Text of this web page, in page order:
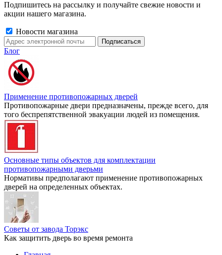
Подпишитесь на рассылку и получайте свежие новости и
акции нашего магазина.
Новости магазина
Блог
Применение противопожарных дверей
Противопожарные двери предназначены, прежде всего, для
того беспрепятственной эвакуации людей из помещения.
Основные типы объектов для комплектации
противопожарными дверьми
Нормативы предполагают применение противопожарных
дверей на определенных объектах.
Советы от завода Торэкс
Как защитить дверь во время ремонта